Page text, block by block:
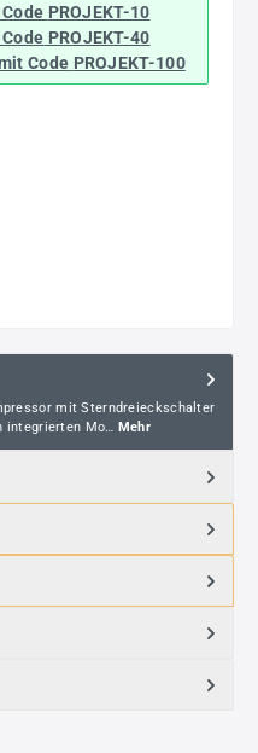
PROJEKT-10
PROJEKT-40
Code PROJEKT-100
mit Sterndreieckschalter
integrierten Mo… Mehr